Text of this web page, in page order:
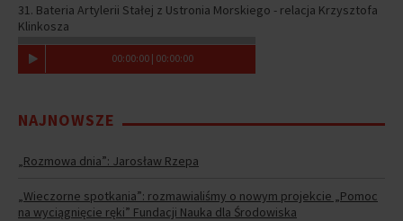
31. Bateria Artylerii Stałej z Ustronia Morskiego - relacja Krzysztofa
Klinkosza
00:00:00 | 00:00:00
NAJNOWSZE
„Rozmowa dnia”: Jarosław Rzepa
„Wieczorne spotkania”: rozmawialiśmy o nowym projekcie „Pomoc
na wyciągnięcie ręki” Fundacji Nauka dla Środowiska